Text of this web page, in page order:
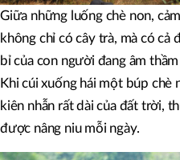
Giữa những luống chè non,
không chỉ có cây trà, mà có cả
bỉ của con người đang âm
Khi cúi xuống hái một búp chè
kiên nhẫn rất dài của đất trời,
được nâng niu mỗi ngày.